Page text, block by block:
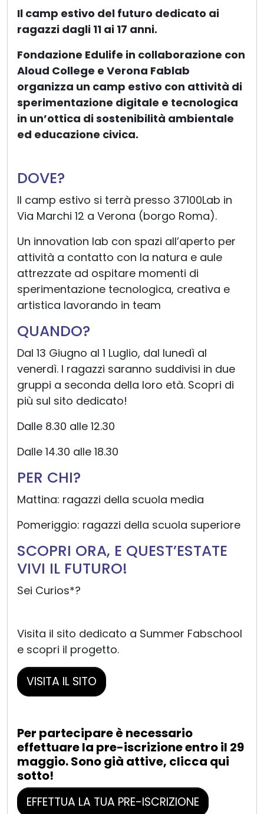
Il camp estivo del futuro dedicato ai
ragazzi dagli 11 ai 17 anni.
Fondazione Edulife in collaborazione con
Aloud College e Verona Fablab
organizza un camp estivo con attività di
sperimentazione digitale e tecnologica
in un’ottica di sostenibilità ambientale
ed educazione civica.
DOVE?
Il camp estivo si terrà presso 37100Lab in
Via Marchi 12 a Verona (borgo Roma).
Un innovation lab con spazi all’aperto per
attività a contatto con la natura e aule
attrezzate ad ospitare momenti di
sperimentazione tecnologica, creativa e
artistica lavorando in team
QUANDO?
Dal 13 Giugno al 1 Luglio, dal lunedì al
venerdì. I ragazzi saranno suddivisi in due
gruppi a seconda della loro età. Scopri di
più sul sito dedicato!
Dalle 8.30 alle 12.30
Dalle 14.30 alle 18.30
PER CHI?
Mattina: ragazzi della scuola media
Pomeriggio: ragazzi della scuola superiore
SCOPRI ORA, E QUEST’ESTATE
VIVI IL FUTURO!
Sei Curios*?
Visita il sito dedicato a Summer Fabschool
e scopri il progetto.
VISITA IL SITO
Per partecipare è necessario
effettuare la pre-iscrizione entro il 29
maggio. Sono già attive, clicca qui
sotto!
EFFETTUA LA TUA PRE-ISCRIZIONE